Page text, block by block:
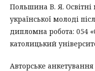
Польшина В. Я. Освітні
української молоді
дипломна робота: 054
католицький
Авторське